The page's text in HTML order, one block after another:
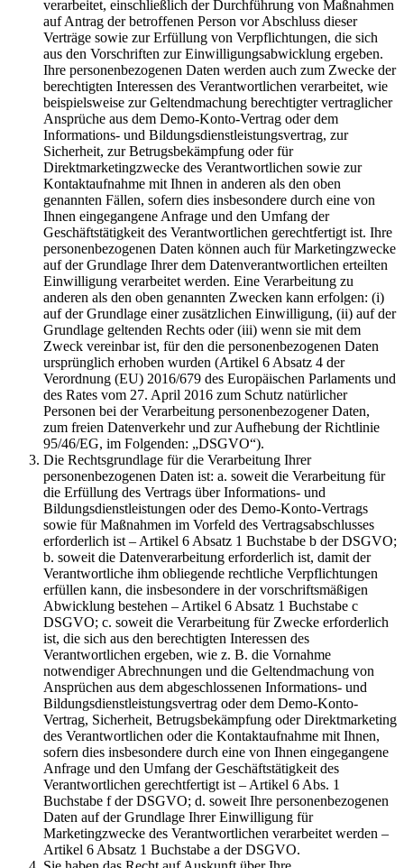
verarbeitet, einschließlich der Durchführung von Maßnahmen
auf Antrag der betroffenen Person vor Abschluss dieser
Verträge sowie zur Erfüllung von Verpflichtungen, die sich
aus den Vorschriften zur Einwilligungsabwicklung ergeben.
Ihre personenbezogenen Daten werden auch zum Zwecke der
berechtigten Interessen des Verantwortlichen verarbeitet, wie
beispielsweise zur Geltendmachung berechtigter vertraglicher
Ansprüche aus dem Demo-Konto-Vertrag oder dem
Informations- und Bildungsdienstleistungsvertrag, zur
Sicherheit, zur Betrugsbekämpfung oder für
Direktmarketingzwecke des Verantwortlichen sowie zur
Kontaktaufnahme mit Ihnen in anderen als den oben
genannten Fällen, sofern dies insbesondere durch eine von
Ihnen eingegangene Anfrage und den Umfang der
Geschäftstätigkeit des Verantwortlichen gerechtfertigt ist. Ihre
personenbezogenen Daten können auch für Marketingzwecke
auf der Grundlage Ihrer dem Datenverantwortlichen erteilten
Einwilligung verarbeitet werden. Eine Verarbeitung zu
anderen als den oben genannten Zwecken kann erfolgen: (i)
auf der Grundlage einer zusätzlichen Einwilligung, (ii) auf der
Grundlage geltenden Rechts oder (iii) wenn sie mit dem
Zweck vereinbar ist, für den die personenbezogenen Daten
ursprünglich erhoben wurden (Artikel 6 Absatz 4 der
Verordnung (EU) 2016/679 des Europäischen Parlaments und
des Rates vom 27. April 2016 zum Schutz natürlicher
Personen bei der Verarbeitung personenbezogener Daten,
zum freien Datenverkehr und zur Aufhebung der Richtlinie
95/46/EG, im Folgenden: „DSGVO“).
Die Rechtsgrundlage für die Verarbeitung Ihrer
personenbezogenen Daten ist: a. soweit die Verarbeitung für
die Erfüllung des Vertrags über Informations- und
Bildungsdienstleistungen oder des Demo-Konto-Vertrags
sowie für Maßnahmen im Vorfeld des Vertragsabschlusses
erforderlich ist – Artikel 6 Absatz 1 Buchstabe b der DSGVO;
b. soweit die Datenverarbeitung erforderlich ist, damit der
Verantwortliche ihm obliegende rechtliche Verpflichtungen
erfüllen kann, die insbesondere in der vorschriftsmäßigen
Abwicklung bestehen – Artikel 6 Absatz 1 Buchstabe c
DSGVO; c. soweit die Verarbeitung für Zwecke erforderlich
ist, die sich aus den berechtigten Interessen des
Verantwortlichen ergeben, wie z. B. die Vornahme
notwendiger Abrechnungen und die Geltendmachung von
Ansprüchen aus dem abgeschlossenen Informations- und
Bildungsdienstleistungsvertrag oder dem Demo-Konto-
Vertrag, Sicherheit, Betrugsbekämpfung oder Direktmarketing
des Verantwortlichen oder die Kontaktaufnahme mit Ihnen,
sofern dies insbesondere durch eine von Ihnen eingegangene
Anfrage und den Umfang der Geschäftstätigkeit des
Verantwortlichen gerechtfertigt ist – Artikel 6 Abs. 1
Buchstabe f der DSGVO; d. soweit Ihre personenbezogenen
Daten auf der Grundlage Ihrer Einwilligung für
Marketingzwecke des Verantwortlichen verarbeitet werden –
Artikel 6 Absatz 1 Buchstabe a der DSGVO.